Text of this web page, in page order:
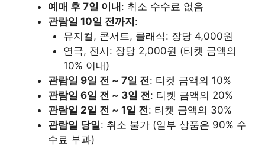
예매 후 7일 이내 : 취소 수수료 없음
관람일 10일 전까지 :
뮤지컬, 콘서트, 클래식: 장당 4,000원
연극, 전시: 장당 2,000원 (티켓 금액의
10% 이내)
관람일 9일 전 ~ 7일 전: 티켓 금액의 10%
관람일 6일 전 ~ 3일 전: 티켓 금액의 20%
관람일 2일 전 ~ 1일 전: 티켓 금액의 30%
관람일 당일: 취소 불가 (일부 상품은 90% 수
수료 부과)